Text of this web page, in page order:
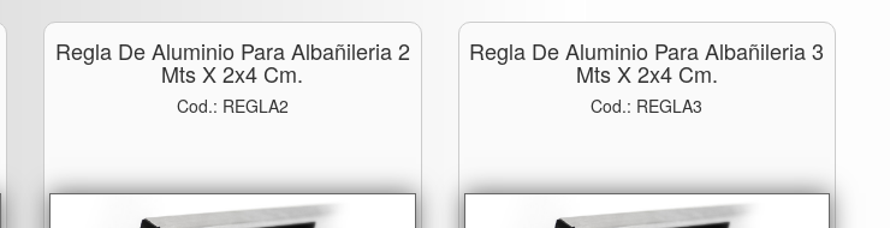
Regla De Aluminio Para Albañileria 2
Mts X 2x4 Cm.
Cod.: REGLA2
Regla De Aluminio Para Albañileria 3
Mts X 2x4 Cm.
Cod.: REGLA3